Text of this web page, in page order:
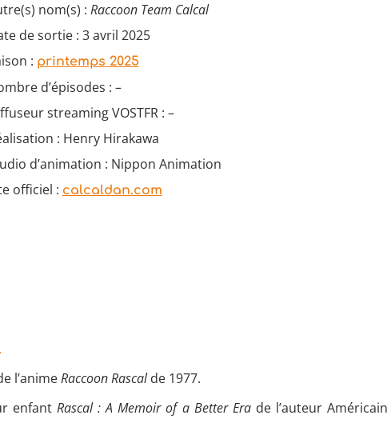
nom(s) : Raccoon Team Calcal
de sortie : 3 avril 2025
: printemps 2025
d’épisodes : –
streaming VOSTFR : –
: Henry Hirakawa
d’animation : Nippon Animation
officiel : calcaldan.com
l’animeRaccoon Rascalde 1977.
enfant Rascal : A Memoir of a Better Erade l’auteur Américain